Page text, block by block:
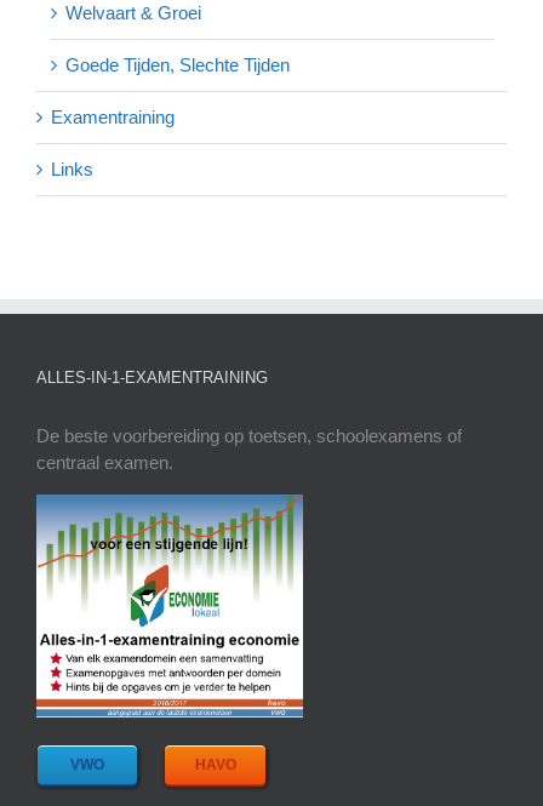
Welvaart & Groei
Goede Tijden, Slechte Tijden
Examentraining
Links
ALLES-IN-1-EXAMENTRAINING
De beste voorbereiding op toetsen, schoolexamens of
centraal examen.
VWO HAVO